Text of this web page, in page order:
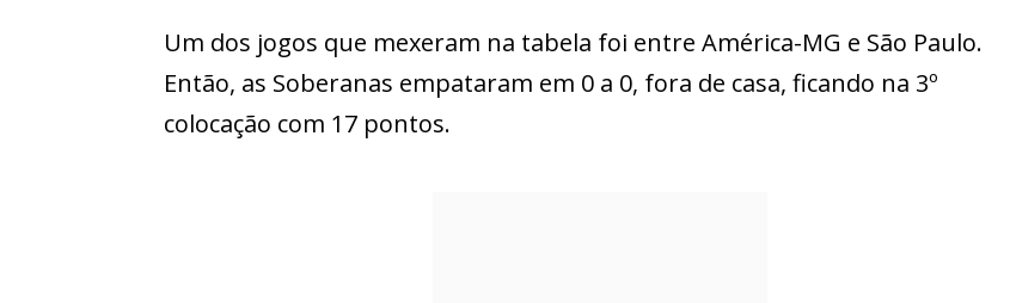
Um dos jogos que mexeram na tabela foi entre América-MG e São Paulo.
Então, as Soberanas empataram em 0 a 0, fora de casa, ficando na 3º
colocação com 17 pontos.